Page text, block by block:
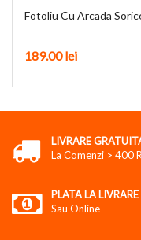
Fotoliu Cu Arcada
189.00lei
LIVRARE
La Comenzi > 400
PLATA LA LIVRARE
Sau Online